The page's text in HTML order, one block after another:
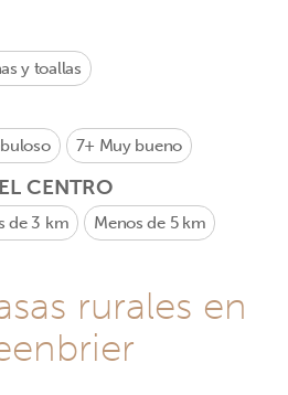
y toallas
7+ Muy bueno
CENTRO
de 3 km Menos de 5 km
rurales en